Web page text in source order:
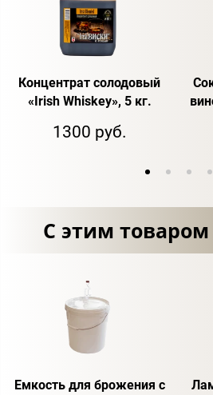
Концентрат солодовый
«Irish Whiskey», 5 кг.
1300 руб.
С этим
Емкость для брожения с